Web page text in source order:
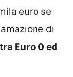
euro se
di
tra Euro 0 ed